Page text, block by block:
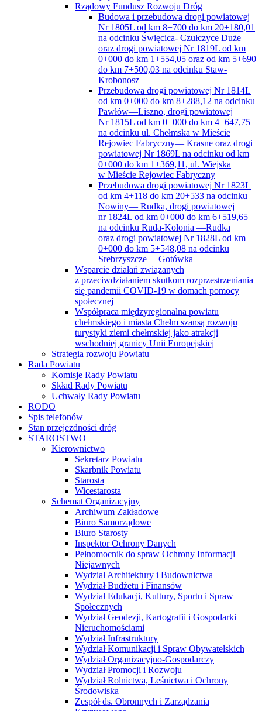
Rządowy Fundusz Rozwoju Dróg
Budowa i przebudowa drogi powiatowej
Nr 1805L od km 8+700 do km 20+180,01
na odcinku Święcica- Czułczyce Duże
oraz drogi powiatowej Nr 1819L od km
0+000 do km 1+554,05 oraz od km 5+690
do km 7+500,03 na odcinku Staw-
Krobonosz
Przebudowa drogi powiatowej Nr 1814L
od km 0+000 do km 8+288,12 na odcinku
Pawłów—Liszno, drogi powiatowej
Nr 1815L od km 0+000 do km 4+647,75
na odcinku ul. Chełmska w Mieście
Rejowiec Fabryczny— Krasne oraz drogi
powiatowej Nr 1869L na odcinku od km
0+000 do km 1+369,11, ul. Wiejska
w Mieście Rejowiec Fabryczny
Przebudowa drogi powiatowej Nr 1823L
od km 4+118 do km 20+533 na odcinku
Nowiny— Rudka, drogi powiatowej
nr 1824L od km 0+000 do km 6+519,65
na odcinku Ruda-Kolonia —Rudka
oraz drogi powiatowej Nr 1828L od km
0+000 do km 5+548,08 na odcinku
Srebrzyszcze —Gotówka
Wsparcie działań związanych
z przeciwdziałaniem skutkom rozprzestrzeniania
się pandemii COVID-19 w domach pomocy
społecznej
Współpraca międzyregionalna powiatu
chełmskiego i miasta Chełm szansą rozwoju
turystyki ziemi chełmskiej jako atrakcji
wschodniej granicy Unii Europejskiej
Strategia rozwoju Powiatu
Rada Powiatu
Komisje Rady Powiatu
Skład Rady Powiatu
Uchwały Rady Powiatu
RODO
Spis telefonów
Stan przejezdności dróg
STAROSTWO
Kierownictwo
Sekretarz Powiatu
Skarbnik Powiatu
Starosta
Wicestarosta
Schemat Organizacyjny
Archiwum Zakładowe
Biuro Samorządowe
Biuro Starosty
Inspektor Ochrony Danych
Pełnomocnik do spraw Ochrony Informacji
Niejawnych
Wydział Architektury i Budownictwa
Wydział Budżetu i Finansów
Wydział Edukacji, Kultury, Sportu i Spraw
Społecznych
Wydział Geodezji, Kartografii i Gospodarki
Nieruchomościami
Wydział Infrastruktury
Wydział Komunikacji i Spraw Obywatelskich
Wydział Organizacyjno-Gospodarczy
Wydział Promocji i Rozwoju
Wydział Rolnictwa, Leśnictwa i Ochrony
Środowiska
Zespół ds. Obronnych i Zarządzania